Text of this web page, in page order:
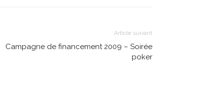
Article suivant
Campagne de financement 2009 – Soirée
poker